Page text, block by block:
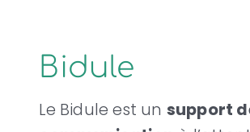
Bidule
Le Bidule est un support